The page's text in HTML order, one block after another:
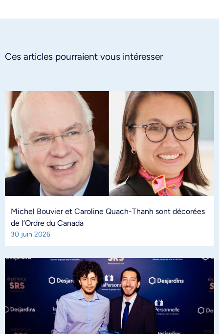
Ces articles pourraient vous intéresser
Michel Bouvier et Caroline Quach-Thanh sont décorées
de l’Ordre du Canada
30 juin 2026